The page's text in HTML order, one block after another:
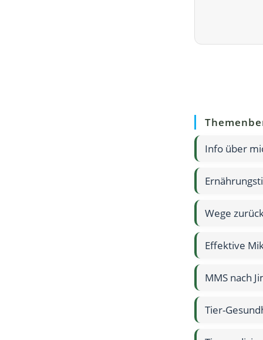
Info über
Wege
Effektive
MMS nach
Tier-